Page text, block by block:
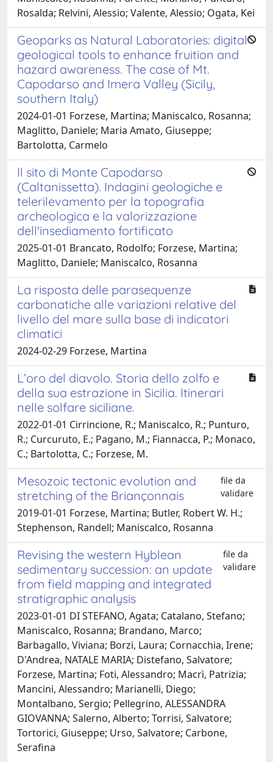
Rosalda; Relvini, Alessio; Valente, Alessio; Ogata, Kei
Geoparks as Natural Laboratories: digital
geological tools to enhance fruition and
hazard awareness. The case of Mt.
Capodarso and Imera Valley (Sicily,
southern Italy)
2024-01-01 Forzese, Martina; Maniscalco, Rosanna;
Maglitto, Daniele; Maria Amato, Giuseppe;
Bartolotta, Carmelo
Il sito di Monte Capodarso
(Caltanissetta). Indagini geologiche e
telerilevamento per la topografia
archeologica e la valorizzazione
dell'insediamento fortificato
2025-01-01 Brancato, Rodolfo; Forzese, Martina;
Maglitto, Daniele; Maniscalco, Rosanna
La risposta delle parasequenze
carbonatiche alle variazioni relative del
livello del mare sulla base di indicatori
climatici
2024-02-29 Forzese, Martina
L’oro del diavolo. Storia dello zolfo e
della sua estrazione in Sicilia. Itinerari
nelle solfare siciliane.
2022-01-01 Cirrincione, R.; Maniscalco, R.; Punturo,
R.; Curcuruto, E.; Pagano, M.; Fiannacca, P.; Monaco,
C.; Bartolotta, C.; Forzese, M.
Mesozoic tectonic evolution and
stretching of the Briançonnais
file da
validare
2019-01-01 Forzese, Martina; Butler, Robert W. H.;
Stephenson, Randell; Maniscalco, Rosanna
Revising the western Hyblean
sedimentary succession: an update
from field mapping and integrated
stratigraphic analysis
file da
validare
2023-01-01 DI STEFANO, Agata; Catalano, Stefano;
Maniscalco, Rosanna; Brandano, Marco;
Barbagallo, Viviana; Borzi, Laura; Cornacchia, Irene;
D'Andrea, NATALE MARIA; Distefano, Salvatore;
Forzese, Martina; Foti, Alessandro; Macrì, Patrizia;
Mancini, Alessandro; Marianelli, Diego;
Montalbano, Sergio; Pellegrino, ALESSANDRA
GIOVANNA; Salerno, Alberto; Torrisi, Salvatore;
Tortorici, Giuseppe; Urso, Salvatore; Carbone,
Serafina